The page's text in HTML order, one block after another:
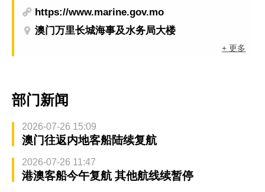
https://www.marine.gov.mo
澳门万里长城海事及水务局大楼
+ 更多
部门新闻
2026-07-26 15:09
澳门往返内地客船陆续复航
2026-07-26 11:47
港澳客船今午复航 其他航线续暂停